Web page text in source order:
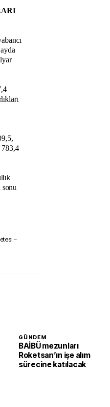
783,4
–
GÜNDEM
BAİBÜ mezunları
Roketsan’ın işe alım
sürecine katılacak